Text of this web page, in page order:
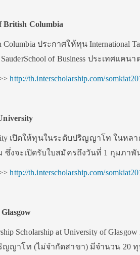
Columbia
Columbia ประกาศให้ทุน International
of Business ประเทศแคน
http://th.interscholarship.com/
เปิดให้ทุนในระดับปริญญาโท ในหล
ซึ่งจะเปิดรับใบสมัครถึงวันที่ 1 กุมภาพั
http://th.interscholarship.com/
Scholarship at University of
ญาโท (ไม่จำกัดสาขา) มีจำนวน 20